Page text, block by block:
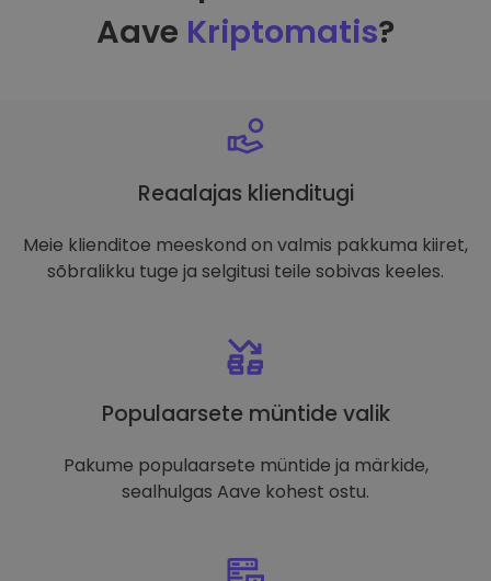
Aave Kriptomatis?
Reaalajas klienditugi
Meie klienditoe meeskond on valmis pakkuma kiiret,
sõbralikku tuge ja selgitusi teile sobivas keeles.
Populaarsete müntide valik
Pakume populaarsete müntide ja märkide,
sealhulgas Aave kohest ostu.